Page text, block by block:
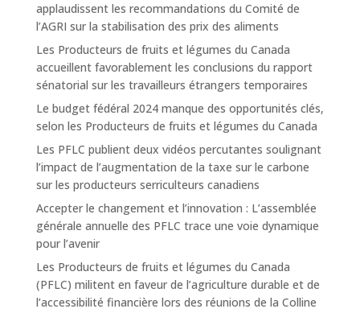
applaudissent les recommandations du Comité de
l’AGRI sur la stabilisation des prix des aliments
Les Producteurs de fruits et légumes du Canada
accueillent favorablement les conclusions du rapport
sénatorial sur les travailleurs étrangers temporaires
Le budget fédéral 2024 manque des opportunités clés,
selon les Producteurs de fruits et légumes du Canada
Les PFLC publient deux vidéos percutantes soulignant
l’impact de l’augmentation de la taxe sur le carbone
sur les producteurs serriculteurs canadiens
Accepter le changement et l’innovation : L’assemblée
générale annuelle des PFLC trace une voie dynamique
pour l’avenir
Les Producteurs de fruits et légumes du Canada
(PFLC) militent en faveur de l’agriculture durable et de
l’accessibilité financière lors des réunions de la Colline